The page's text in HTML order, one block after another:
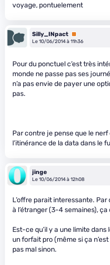
voyage, pontuelement
Silly_INpact Premium
Le 10/06/2014 à 11h36
Pour du ponctuel c’est très
monde ne passe pas ses
n’a pas envie de payer une
pas.
Par contre je pense que le
l’itinérance de la data dans le
jinge
Le 10/06/2014 à 12h08
L’offre parait interessante.
à l’étranger (3-4 semaines),
Est-ce qu’il y a une limite
un forfait pro (même si ça
pas mal sinon.